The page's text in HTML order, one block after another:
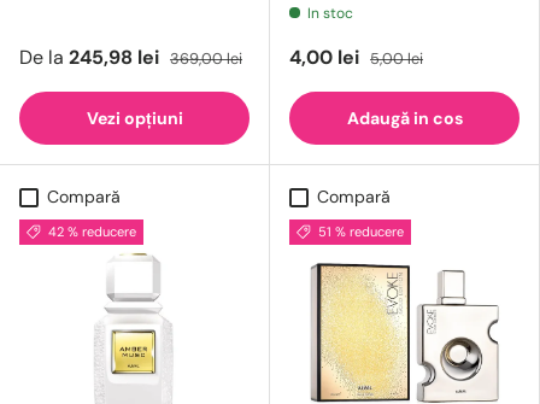
De la 245,98 lei 369,00 lei
Vezi opțiuni
In stoc
4,00 lei 5,00 lei
Adaugă in cos
Compară
42 % reducere
Compară
51 % reducere